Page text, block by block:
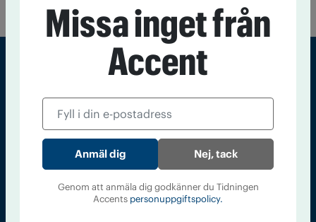
Tidningen Accent, A4, Bondegatan 21, 116 33 Stockholm
accent@iogt.se
Chefredaktör och ansvarig utgivare: Barbro Janson Lundkvist,
Missa inget från
Accent
Nej, tack
Genom att anmäla dig godkänner du Tidningen
Accents personuppgiftspolicy.